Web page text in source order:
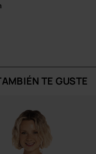
y convertir tus Havaianas Top
Perfectos para destacar en
en www.havaianas-store.com, la
España, y lleva tu estilo al
TE GUSTE